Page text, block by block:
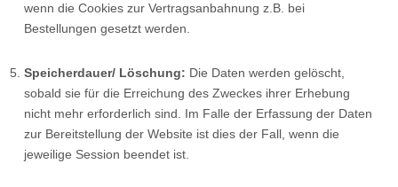
wenn die Cookies zur Vertragsanbahnung z.B. bei
Bestellungen gesetzt werden.
Speicherdauer/ Löschung: Die Daten werden gelöscht,
sobald sie für die Erreichung des Zweckes ihrer Erhebung
nicht mehr erforderlich sind. Im Falle der Erfassung der Daten
zur Bereitstellung der Website ist dies der Fall, wenn die
jeweilige Session beendet ist.